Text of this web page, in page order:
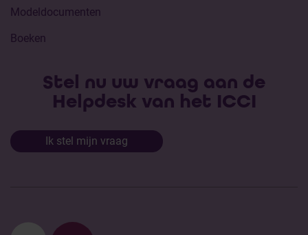
Modeldocumenten
Boeken
Stel nu uw vraag aan de
Helpdesk van het ICCI
Ik stel mijn vraag